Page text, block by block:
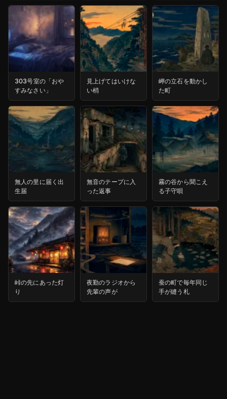
303号室の「おや
すみなさい」
見上げてはいけな
い梢
岬の立石を動かし
た町
無人の里に届く出
生届
無音のテープに入
った返事
霧の谷から聞こえ
る子守唄
峠の先にあった灯
り
夜勤のラジオから
先輩の声が
蚕の町で毎年同じ
手が縫う札